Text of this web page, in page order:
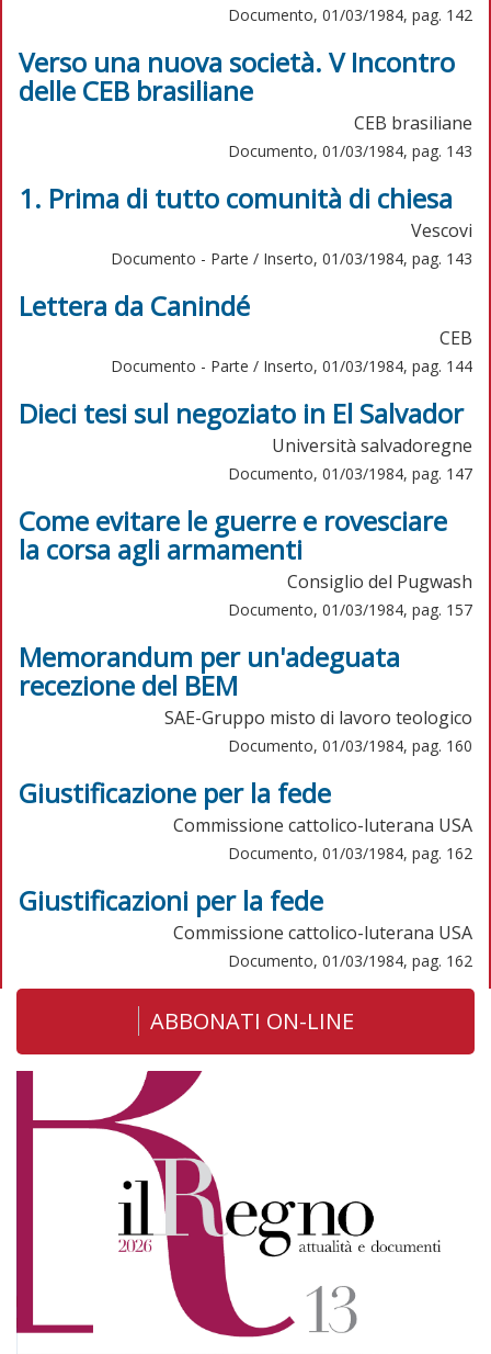
Documento, 01/03/1984, pag. 142
Verso una nuova società. V Incontro
delle CEB brasiliane
CEB brasiliane
Documento, 01/03/1984, pag. 143
1. Prima di tutto comunità di chiesa
Vescovi
Documento - Parte / Inserto, 01/03/1984, pag. 143
Lettera da Canindé
CEB
Documento - Parte / Inserto, 01/03/1984, pag. 144
Dieci tesi sul negoziato in El Salvador
Università salvadoregne
Documento, 01/03/1984, pag. 147
Come evitare le guerre e rovesciare
la corsa agli armamenti
Consiglio del Pugwash
Documento, 01/03/1984, pag. 157
Memorandum per un'adeguata
recezione del BEM
SAE-Gruppo misto di lavoro teologico
Documento, 01/03/1984, pag. 160
Giustificazione per la fede
Commissione cattolico-luterana USA
Documento, 01/03/1984, pag. 162
Giustificazioni per la fede
Commissione cattolico-luterana USA
Documento, 01/03/1984, pag. 162
ABBONATI ON-LINE